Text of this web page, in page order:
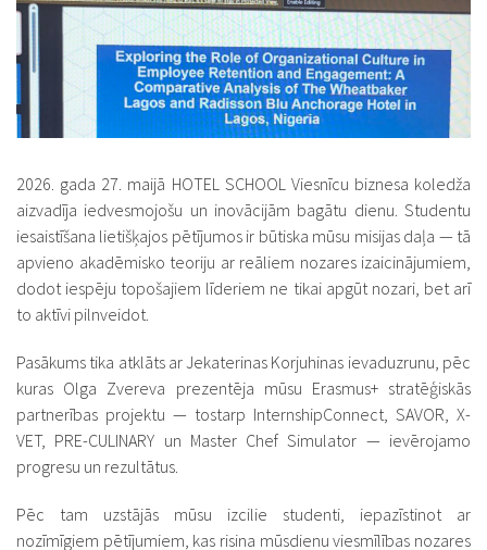
2026. gada 27. maijā HOTEL SCHOOL Viesnīcu biznesa koledža
aizvadīja iedvesmojošu un inovācijām bagātu dienu. Studentu
iesaistīšana lietišķajos pētījumos ir būtiska mūsu misijas daļa — tā
apvieno akadēmisko teoriju ar reāliem nozares izaicinājumiem,
dodot iespēju topošajiem līderiem ne tikai apgūt nozari, bet arī
to aktīvi pilnveidot.
Pasākums tika atklāts ar Jekaterinas Korjuhinas ievaduzrunu, pēc
kuras Olga Zvereva prezentēja mūsu Erasmus+ stratēģiskās
partnerības projektu — tostarp InternshipConnect, SAVOR, X-
VET, PRE-CULINARY un Master Chef Simulator — ievērojamo
progresu un rezultātus.
Pēc tam uzstājās mūsu izcilie studenti, iepazīstinot ar
nozīmīgiem pētījumiem, kas risina mūsdienu viesmīlības nozares